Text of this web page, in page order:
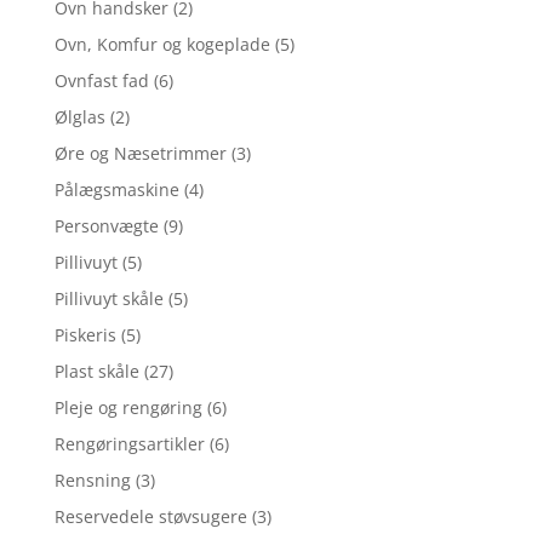
Ovn handsker (2)
Ovn, Komfur og kogeplade (5)
Ovnfast fad (6)
Ølglas (2)
Øre og Næsetrimmer (3)
Pålægsmaskine (4)
Personvægte (9)
Pillivuyt (5)
Pillivuyt skåle (5)
Piskeris (5)
Plast skåle (27)
Pleje og rengøring (6)
Rengøringsartikler (6)
Rensning (3)
Reservedele støvsugere (3)